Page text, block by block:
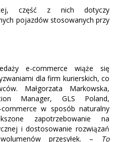
część z nich dotyczy
pojazdów stosowanych przy
e-commerce wiąże się
dla firm kurierskich, co
Małgorzata Markowska,
Manager, GLS Poland,
w sposób naturalny
zapotrzebowanie na
i dostosowanie rozwiązań
przesyłek. –
To